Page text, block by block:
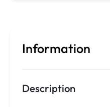
Information
Description